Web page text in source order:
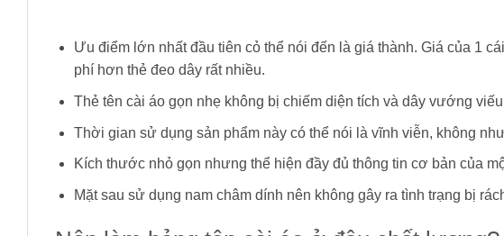
Ưu điểm lớn nhất đầu tiên cỏ thể nói đến là giá thành. Giá của 1
phí hơn thẻ đeo dây rất nhiều.
Thẻ tên cài áo gọn nhẹ không bị chiếm diện tích và dây vướng
Thời gian sử dụng sản phẩm này có thể nói là vĩnh viễn, không
Kích thước nhỏ gọn nhưng thể hiện đầy đủ thông tin cơ bản của
Mặt sau sử dụng nam châm dính nên không gây ra tình trạng bị